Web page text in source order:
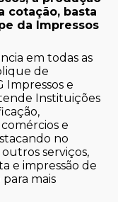
cotação, basta
da Impressos
em todas as
de
Impressos e
Instituições
e
no
serviços,
e impressão de
mais